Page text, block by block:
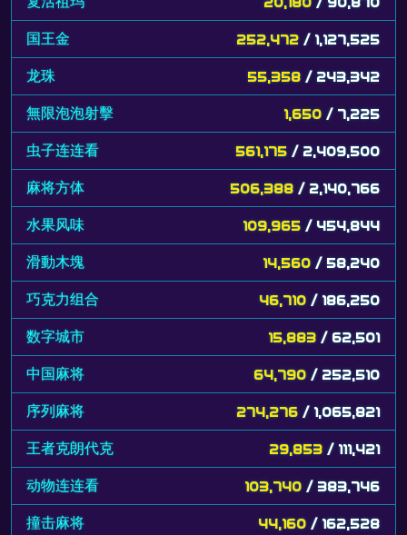
国王金 252,472 / 1,127,525
龙珠 55,358 / 243,342
無限泡泡射擊 1,650 / 7,225
虫子连连看 561,175 / 2,409,500
麻将方体 506,388 / 2,140,766
水果风味 109,965 / 454,844
滑動木塊 14,560 / 58,240
巧克力组合 46,710 / 186,250
数字城市 15,883 / 62,501
中国麻将 64,790 / 252,510
序列麻将 274,276 / 1,065,821
王者克朗代克 29,853 / 111,421
动物连连看 103,740 / 383,746
撞击麻将 44,160 / 162,528